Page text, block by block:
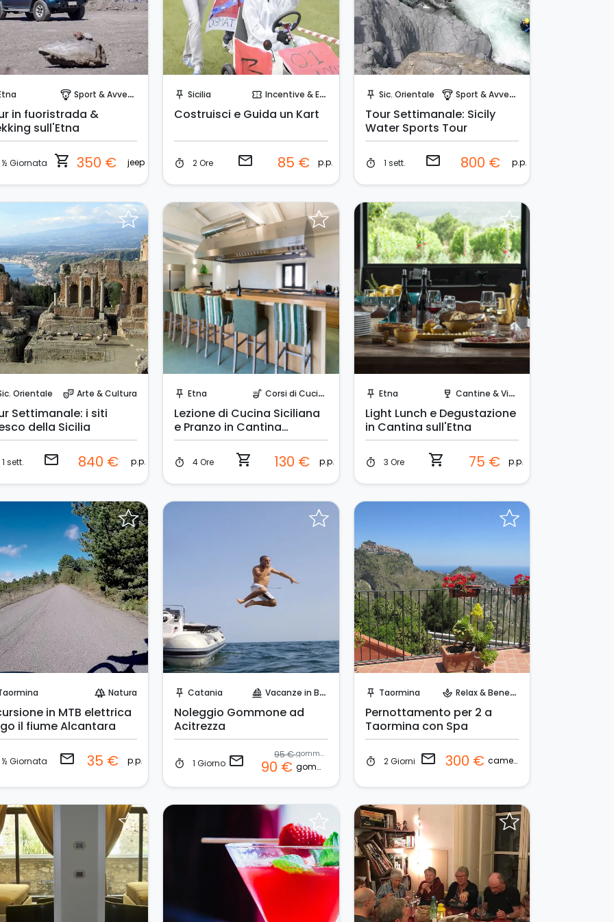
paragliding Sport & Avventura
in fuoristrada &
sull'Etna
½ Giornata shopping_cart 350 € jeep
push_pin Sicilia confirmation_number Incentive & Events
Costruisci e Guida un Kart
timer 2 Ore email 85 € p.p.
push_pin Sic. Orientale paragliding Sport & Avventura
Tour Settimanale: Sicily
Water Sports Tour
timer 1 sett. email 800 € p.p.
Orientale theater_comedy Arte & Cultura
Settimanale: i siti
della Sicilia
1 sett. email 840 € p.p.
push_pin Etna soup_kitchen Corsi di Cucina
Lezione di Cucina Siciliana
e Pranzo in Cantina
sull'Etna
timer 4 Ore shopping_cart 130 € p.p.
push_pin Etna wine_bar Cantine & Vigne
Light Lunch e Degustazione
in Cantina sull'Etna
timer 3 Ore shopping_cart 75 € p.p.
forest Natura
in MTB elettrica
il fiume Alcantara
½ Giornata email 35 € p.p.
push_pin Catania sailing Vacanze in Barca
Noleggio Gommone ad
Acitrezza
timer 1 Giorno email 95 € gommone
90 € gommone
push_pin Taormina spa Relax & Benessere
Pernottamento per 2 a
Taormina con Spa
timer 2 Giorni email 300 € camera